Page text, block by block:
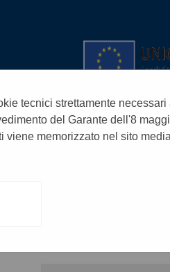
tecnici strettamente
del Garante dell'8
viene memorizzato nel sito